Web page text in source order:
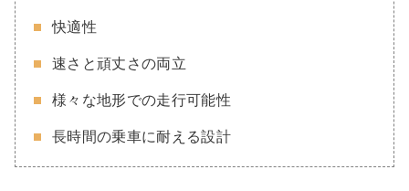
快適性
速さと頑丈さの両立
様々な地形での走行可能性
長時間の乗車に耐える設計